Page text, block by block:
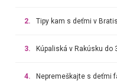
2. Tipy kam s deťmi v
3. Kúpaliská v Rakúsku do
4. Nepremeškajte s deťmi